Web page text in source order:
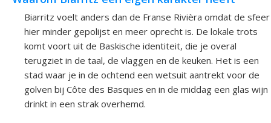
Biarritz voelt anders dan de Franse Rivièra omdat de sfeer
hier minder gepolijst en meer oprecht is. De lokale trots
komt voort uit de Baskische identiteit, die je overal
terugziet in de taal, de vlaggen en de keuken. Het is een
stad waar je in de ochtend een wetsuit aantrekt voor de
golven bij Côte des Basques en in de middag een glas wijn
drinkt in een strak overhemd.